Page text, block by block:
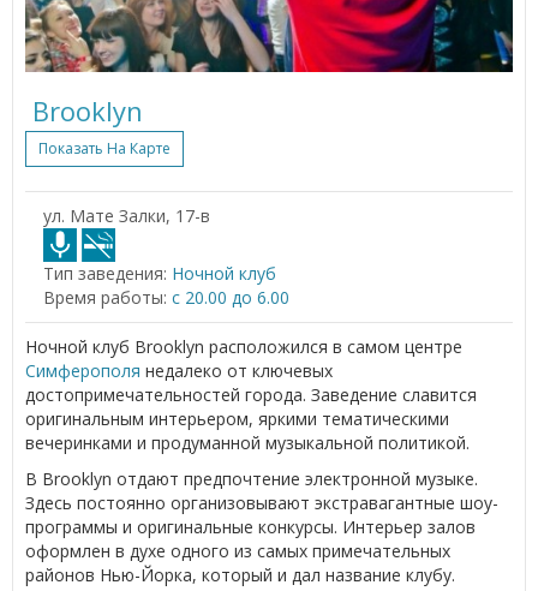
Brooklyn
Показать На Карте
ул. Мате Залки, 17-в
Тип заведения: Ночной клуб
Время работы: с 20.00 до 6.00
Ночной клуб Brooklyn расположился в самом центре
Симферополя недалеко от ключевых
достопримечательностей города. Заведение славится
оригинальным интерьером, яркими тематическими
вечеринками и продуманной музыкальной политикой.
В Brooklyn отдают предпочтение электронной музыке.
Здесь постоянно организовывают экстравагантные шоу-
программы и оригинальные конкурсы. Интерьер залов
оформлен в духе одного из самых примечательных
районов Нью-Йорка, который и дал название клубу.